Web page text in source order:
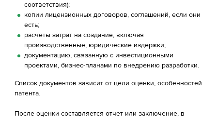
соответствия);
копии лицензионных договоров, соглашений, если они
есть;
расчеты затрат на создание, включая
производственные, юридические издержки;
документацию, связанную с инвестиционными
проектами, бизнес-планами по внедрению разработки.
Список документов зависит от цели оценки, особенностей
патента.
После оценки составляется отчет или заключение, в